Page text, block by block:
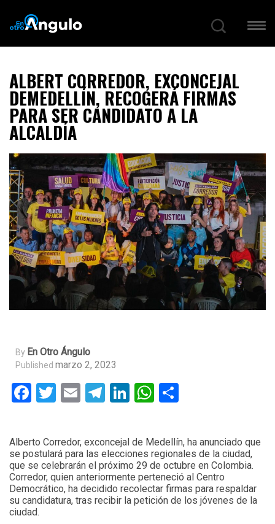
ALBERT CORREDOR, EXCONCEJAL
DEMEDELLÍN, RECOGERÁ FIRMAS
PARA SER CANDIDATO A LA
ALCALDÍA
By En Otro Ángulo
Published marzo 2, 2023
Facebook
Twitter
EmailTelegram
LinkedIn
WhatsApp
Alberto Corredor, exconcejal de Medellín, ha anunciado que
se postulará para las elecciones regionales de la ciudad,
que se celebrarán el próximo 29 de octubre en Colombia.
Corredor, quien anteriormente perteneció al Centro
Democrático, ha decidido recolectar firmas para respaldar
su candidatura, tras recibir la petición de los jóvenes de la
ciudad.